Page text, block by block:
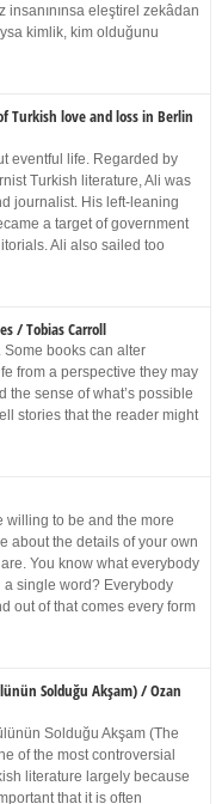
insanınınsa eleştirel zekâdan
kimlik, kim olduğunu
Turkish love and loss in Berlin
eventful life. Regarded by
Turkish literature, Ali was
journalist. His left-leaning
a target of government
Ali also sailed too
/ Tobias Carroll
Some books can alter
from a perspective they may
the sense of what’s possible
stories that the reader might
willing to be and the more
about the details of your own
You know what everybody
a single word? Everybody
out of that comes every form
Solduğu Akşam) / Ozan
Solduğu Akşam (The
of the most controversial
literature largely because
that it is often